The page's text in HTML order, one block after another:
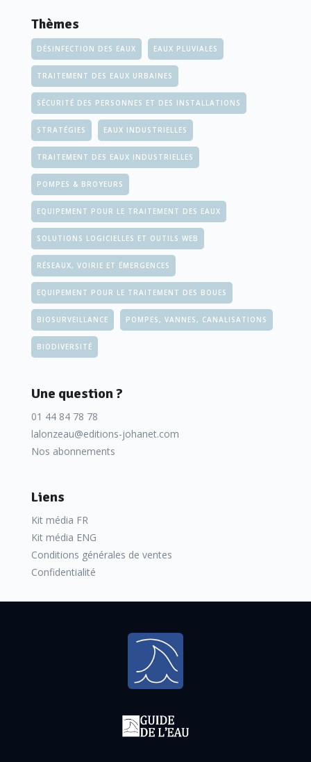
Thèmes
DÉSINFECTION DES EAUX EAUX PLUVIALES
TRAITEMENT DES EAUX URBAINES
SÉCURITÉ DES PERSONNES ET DES INSTALLATIONS
STRATÉGIES EAUX INDUSTRIELLES
TRAITEMENT DES EAUX INDUSTRIELLES
POMPES & BROYEURS
EQUIPEMENT POUR LE TRAITEMENT DES EAUX
SOLUTIONS LOGICIELLES ET OUTILS WEB
RÉSEAUX, VOIRIE ET ÉMERGENCES
EQUIPEMENT POUR LE TRAITEMENT DES BOUES
BIOSURVEILLANCE POMPES, VANNES, CANALISATIONS
BIODIVERSITÉ
Une question ?
01 44 84 78 78
lalonzeau@editions-johanet.com
Nos abonnements
Liens
Kit média FR
Kit média ENG
Conditions générales de ventes
Confidentialité